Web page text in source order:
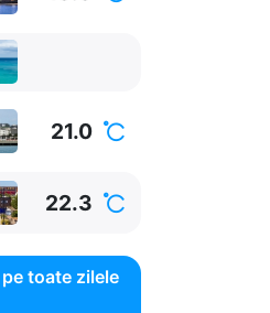
21.0
22.3
toate zilele